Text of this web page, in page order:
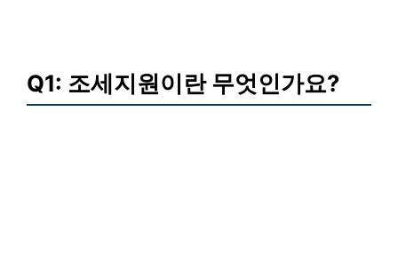
Q1: 조세지원이란 무엇인가요?